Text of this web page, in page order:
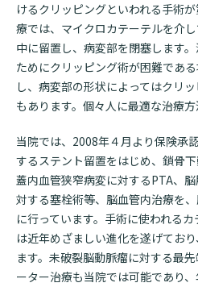
けるクリッピングといわれる手術
療では、マイクロカテーテルを介
中に留置し、病変部を閉塞します
ためにクリッピング術が困難であ
し、病変部の形状によってはクリ
もあります。個々人に最適な治療方
当院では、2008年４月より保険承
するステント留置をはじめ、鎖骨
蓋内血管狭窄病変に対するPTA、
対する塞栓術等、脳血管内治療を
に行っています。手術に使われる
は近年めざましい進化を遂げてお
ます。未破裂脳動脈瘤に対する最
ーター治療も当院では可能であり